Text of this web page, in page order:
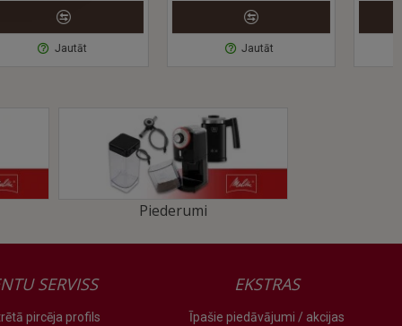
pagriešanu regulējiet kafijas daudzums atbilstoši krūzes
Piederumi
SERVISS
pircēja profils
EKSTRAS
Īpašie piedāvājumi / akcijas